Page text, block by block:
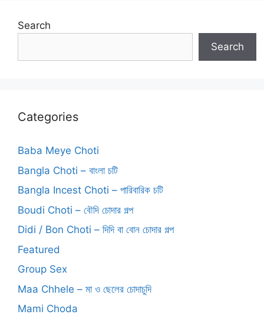
Search
Search
Categories
Baba Meye Choti
Bangla Choti – বাংলা চটি
Bangla Incest Choti – পারিবারিক চটি
Boudi Choti – বৌদি চোদার গল্প
Didi / Bon Choti – দিদি বা বোন চোদার গল্প
Featured
Group Sex
Maa Chhele – মা ও ছেলের চোদাচুদি
Mami Choda